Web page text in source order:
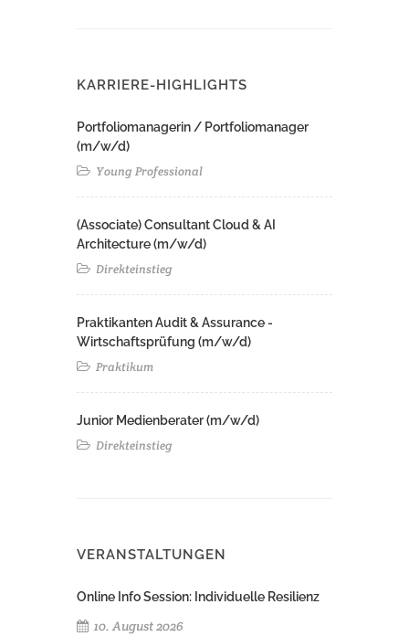
KARRIERE-HIGHLIGHTS
Portfoliomanagerin / Portfoliomanager
(m/w/d)
Young Professional
(Associate) Consultant Cloud & AI
Architecture (m/w/d)​ ​
Direkteinstieg
Praktikanten Audit & Assurance -
Wirtschaftsprüfung (m/w/d)
Praktikum
Junior Medienberater (m/w/d)
Direkteinstieg
VERANSTALTUNGEN
Online Info Session: Individuelle Resilienz
10. August 2026